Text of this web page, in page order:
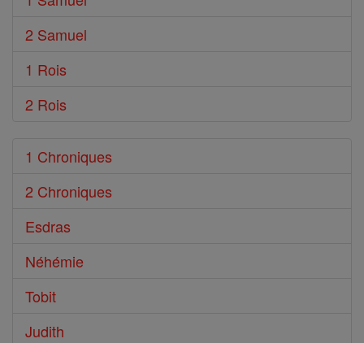
2 Samuel
1 Rois
2 Rois
1 Chroniques
2 Chroniques
Esdras
Néhémie
Tobit
Judith